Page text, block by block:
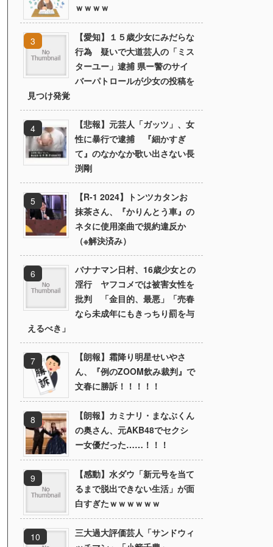
ｗｗｗｗ
【愛知】１５歳少女にみだらな
行為 疑いで大道芸人の「ミス
ターユー」逮捕 県ー警のサイ
バーパトロールが少女の投稿を
見つけ発覚
【悲報】元芸人「ガッツ」、女
性に暴行で逮捕 『細かすぎ
て』のなかなか歌い出さない長
渕剛
【R-1 2024】トンツカタンお
抹茶さん、『かりんとう車』の
ネタに使用楽曲で規約違反か
（※解決済み）
バナナマン日村、16歳少女との
淫行 ヤフコメでは被害女性を
批判 「金目的、最悪」「売春
なら未成年にもきっちり罰を与
えるべき」
【朗報】霜降り明星せいやさ
ん、『例のZOOM飲み裁判』で
文春に勝訴！！！！！
【朗報】カミナリ・まなぶくん
の奥さん、元AKB48でセクシ
ー女優だった……！！！
【感動】水ダウ「新元号を当て
るまで脱出できない生活」が面
白すぎたｗｗｗｗｗｗ
三大過大評価芸人「サンドウィ